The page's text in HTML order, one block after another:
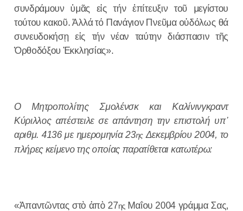
συνδράμουν ὑμᾶς εἰς τήν ἐπίτευξιν τοῦ μεγίστου
τούτου κακοῦ. Ἀλλά τό Πανάγιον Πνεῦμα οὐδόλως θά
συνευδοκήσῃ εἰς τήν νέαν ταύτην διάσπασιν τῆς
Ὀρθοδόξου Ἐκκλησίας».
Ο Μητροπολίτης Σμολένσκ και Καλίνινγκραντ
Κύριλλος απέστειλε σε απάντηση την επιστολή υπ᾽
αριθμ. 4136 με ημερομηνία 23ηςΔεκεμβρίου 2004, το
πλήρες κείμενο της οποίας παρατίθεται κατωτέρω:
«Ἀπαντῶντας στὸ ἀπὸ 27ηςΜαΐου 2004 γράμμα Σας,